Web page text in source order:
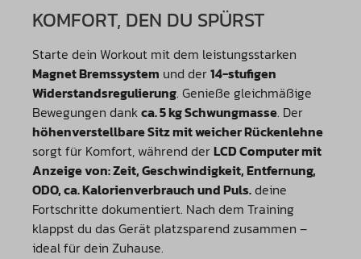
KOMFORT, DEN DU SPÜRST
Starte dein Workout mit dem leistungsstarken
Magnet Bremssystem und der14-stufigen
Widerstandsregulierung. Genieße gleichmäßige
Bewegungen dankca. 5 kg Schwungmasse. Der
höhenverstellbare Sitz mit weicher Rückenlehne
sorgt für Komfort, während derLCD Computer mit
Anzeige von: Zeit, Geschwindigkeit, Entfernung,
ODO, ca. Kalorienverbrauch und Puls.deine
Fortschritte dokumentiert. Nach dem Training
klappst du das Gerät platzsparend zusammen –
ideal für dein Zuhause.